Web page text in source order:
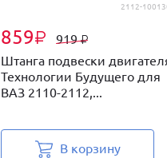
2112-
859₽ 919₽
Штанга подвески
Технологии Будущего для
ВАЗ 2110-2112,...
В корзину